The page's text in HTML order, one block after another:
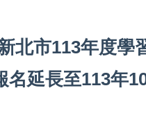
北市113年度學
名延長至113年